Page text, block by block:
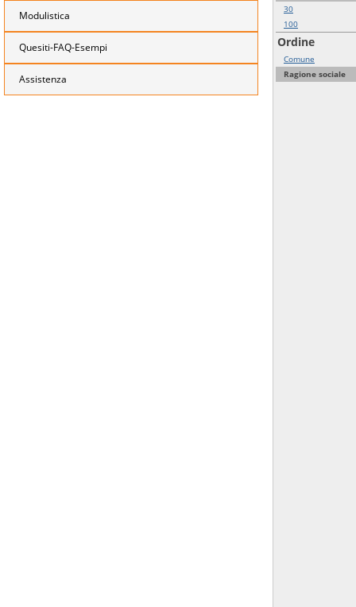
Modulistica
Quesiti-FAQ-Esempi
Assistenza
30
100
Ordine
Comune
Ragione sociale